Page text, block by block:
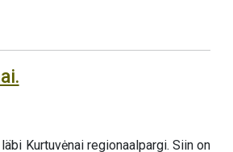
Kurtuvėnai regionaalpargi. Siin on